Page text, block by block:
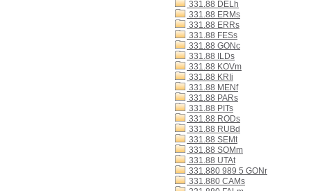
331.88 DELh
331.88 ERMs
331.88 ERRs
331.88 FESs
331.88 GONc
331.88 ILDs
331.88 KOVm
331.88 KRIi
331.88 MENf
331.88 PARs
331.88 PITs
331.88 RODs
331.88 RUBd
331.88 SEMt
331.88 SOMm
331.88 UTAt
331.880 989 5 GONr
331.880 CAMs